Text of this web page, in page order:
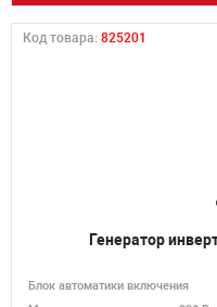
Код товара: 825201
Генератор
Блок автоматики включения